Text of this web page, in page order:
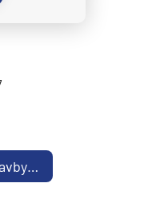
strana